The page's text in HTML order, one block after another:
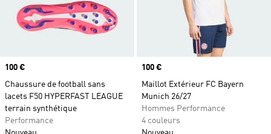
Prix
100 €
Chaussure de football sans
lacets F50 HYPERFAST LEAGUE
terrain synthétique
Performance
Prix
100 €
Maillot Extérieur FC Bayern
Munich 26/27
Hommes Performance
4 couleurs